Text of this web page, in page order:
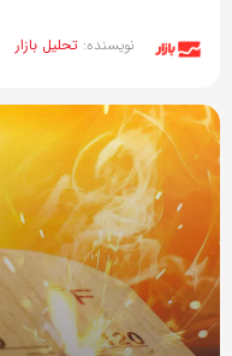
نویسنده: تحلیل بازار